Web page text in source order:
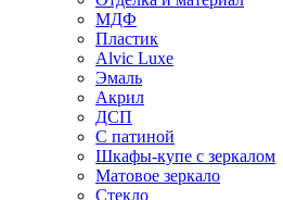
МДФ
Пластик
Alvic Luxe
Эмаль
Акрил
ДСП
С патиной
Шкафы-купе с зеркалом
Матовое зеркало
Стекло